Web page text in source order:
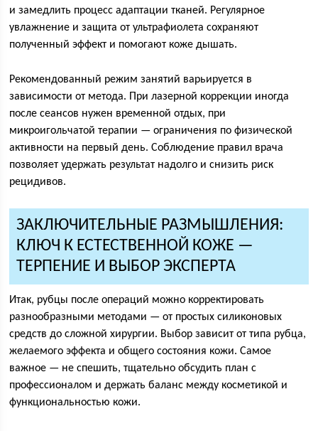
и замедлить процесс адаптации тканей. Регулярное
увлажнение и защита от ультрафиолета сохраняют
полученный эффект и помогают коже дышать.
Рекомендованный режим занятий варьируется в
зависимости от метода. При лазерной коррекции иногда
после сеансов нужен временной отдых, при
микроигольчатой терапии — ограничения по физической
активности на первый день. Соблюдение правил врача
позволяет удержать результат надолго и снизить риск
рецидивов.
ЗАКЛЮЧИТЕЛЬНЫЕ РАЗМЫШЛЕНИЯ:
КЛЮЧ К ЕСТЕСТВЕННОЙ КОЖЕ —
ТЕРПЕНИЕ И ВЫБОР ЭКСПЕРТА
Итак, рубцы после операций можно корректировать
разнообразными методами — от простых силиконовых
средств до сложной хирургии. Выбор зависит от типа рубца,
желаемого эффекта и общего состояния кожи. Самое
важное — не спешить, тщательно обсудить план с
профессионалом и держать баланс между косметикой и
функциональностью кожи.